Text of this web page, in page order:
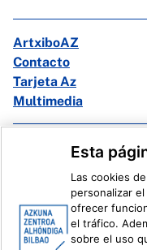
ArtxiboAZ
Contacto
Tarjeta Az
Multimedia
Facebook
Información legal
Esta
Las cookies
personalizar
ofrecer
el tráfico.
sobre el uso